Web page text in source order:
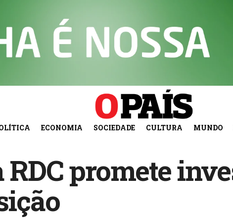
ECONOMIA SOCIEDADE CULTURA MUNDO
RDC promete